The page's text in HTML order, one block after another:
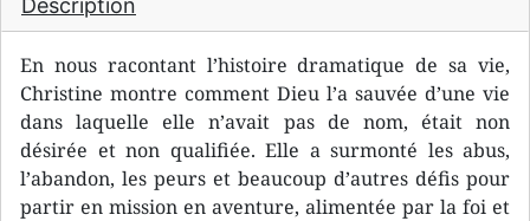
Description
En nous racontant l’histoire dramatique de sa vie,
Christine montre comment Dieu l’a sauvée d’une vie
dans laquelle elle n’avait pas de nom, était non
désirée et non qualifiée. Elle a surmonté les abus,
l’abandon, les peurs et beaucoup d’autres défis pour
partir en mission en aventure, alimentée par la foi et